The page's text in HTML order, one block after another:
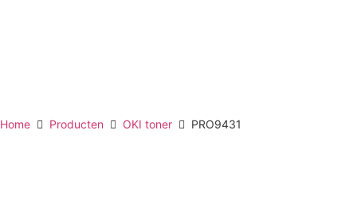
Home Producten OKI toner PRO9431